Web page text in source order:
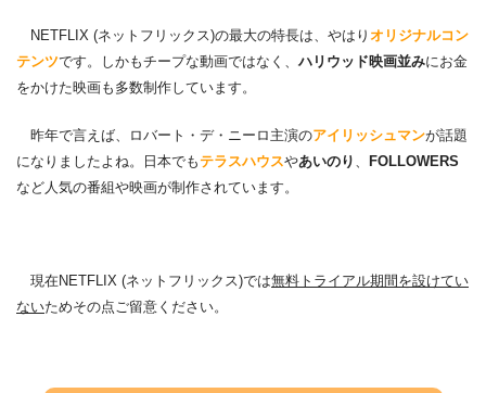
NETFLIX (ネットフリックス)の最大の特長は、やはり オリジナルコン
テンツです。しかもチープな動画ではなく、 ハリウッド映画並みにお金
をかけた映画も多数制作しています。
昨年で言えば、ロバート・デ・ニーロ主演のアイリッシュマンが話題
になりましたよね。日本でもテラスハウスやあいのり
FOLLOWERS
など人気の番組や映画が制作されています。
現在NETFLIX (ネットフリックス)では無料トライアル期間を設けてい
ないためその点ご留意ください。